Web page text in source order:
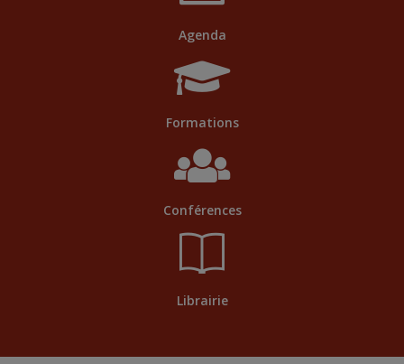
Agenda
Formations
Conférences
Librairie